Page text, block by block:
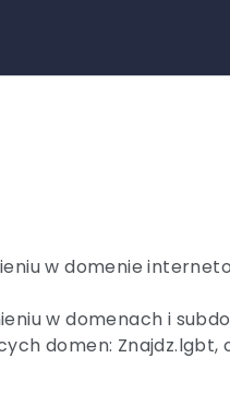
w domenie
w domenach i
domen: Znajdz.lgbt,